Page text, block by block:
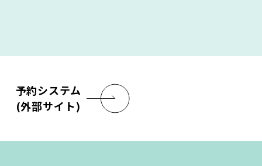
予約システム
(外部サイト)